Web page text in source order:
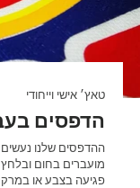
טאץ׳ אישי וייחודי
הדפסים
ההדפסים שלנו
מועברים בחום
פגיעה בצבע או